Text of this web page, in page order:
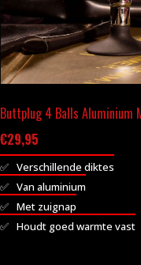
Buttplug 4 Balls Aluminium
€29,95
Verschillende diktes
Van aluminium
Met zuignap
Houdt goed warmte vast